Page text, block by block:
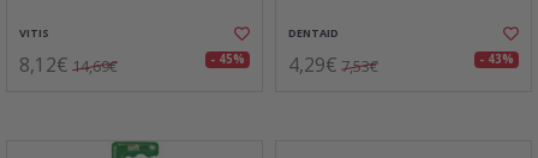
VITIS
8,12€ 14,69€ - 45%
DENTAID
4,29€ 7,53€ - 43%